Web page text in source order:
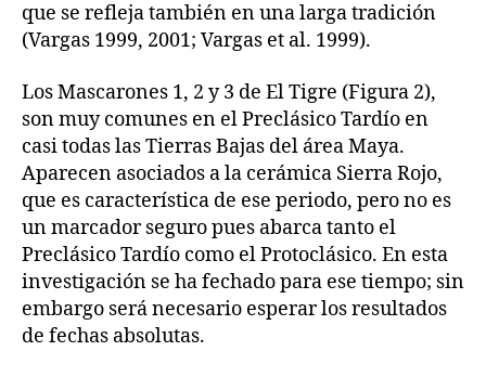
que se refleja también en una larga tradición
(Vargas 1999, 2001; Vargas et al. 1999).
Los Mascarones 1, 2 y 3 de El Tigre (Figura 2),
son muy comunes en el Preclásico Tardío en
casi todas las Tierras Bajas del área Maya.
Aparecen asociados a la cerámica Sierra Rojo,
que es característica de ese periodo, pero no es
un marcador seguro pues abarca tanto el
Preclásico Tardío como el Protoclásico. En esta
investigación se ha fechado para ese tiempo; sin
embargo será necesario esperar los resultados
de fechas absolutas.